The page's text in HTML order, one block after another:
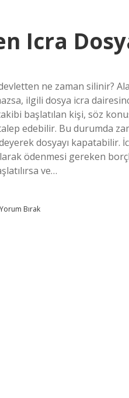
Icra
ne zaman silinir?
ilgili dosya icra
başlatılan kişi, söz
edebilir. Bu durumda
dosyayı kapatabilir.
ödenmesi gereken
ve…
Yorum Bırak